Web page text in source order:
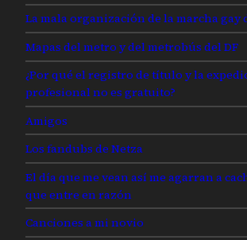
La mala organización de la marcha gay
Mapas del metro y del metrobús del DF
¿Por qué el registro de título y la
profesional no es gratuito?
Amigos
Los fandubs de Netza
El día que me vean así me agarran a
que entre en razón
Canciones a mi novio